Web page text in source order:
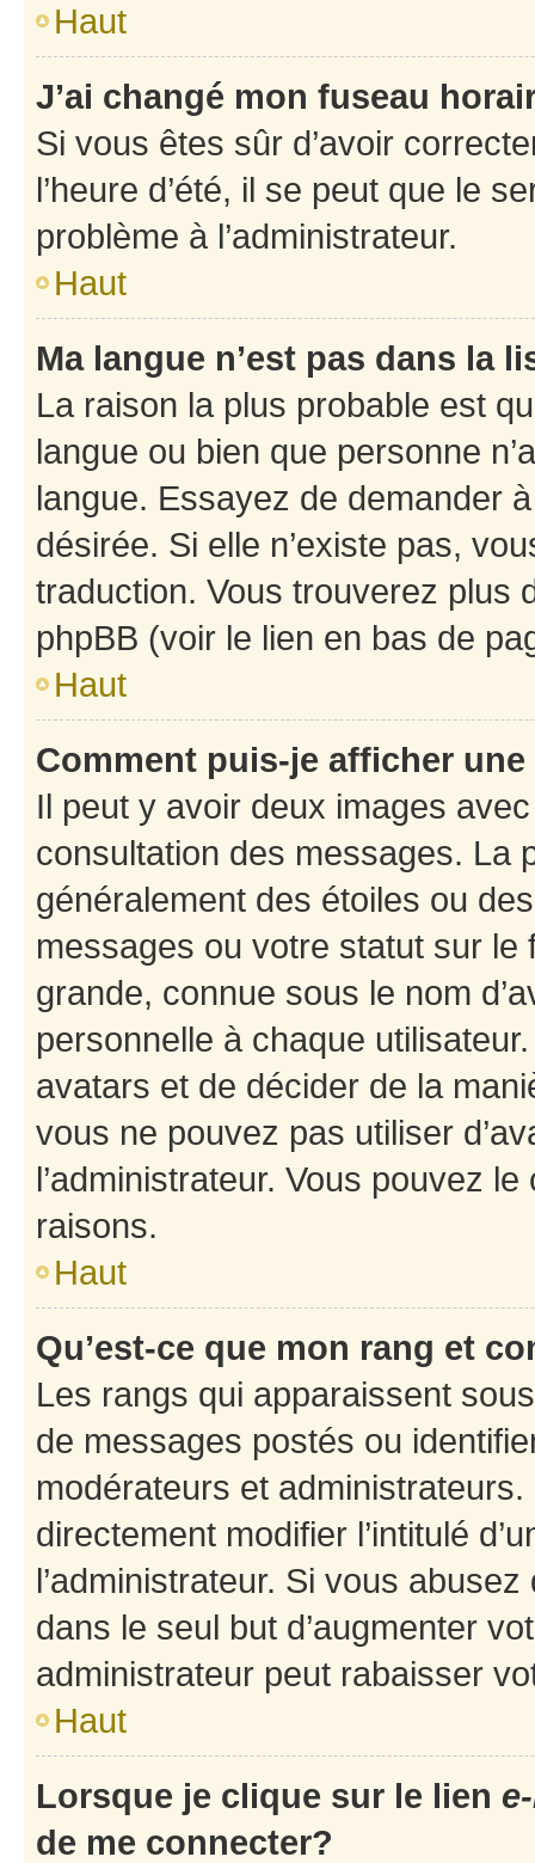
Haut
J’ai changé mon fuseau
Si vous êtes sûr d’avoir
l’heure d’été, il se peut que le
problème à l’administrateur.
Haut
Ma langue n’est pas dans la
La raison la plus probable est
langue ou bien que personne
langue. Essayez de demander
désirée. Si elle n’existe pas,
traduction. Vous trouverez plus
phpBB (voir le lien en bas de
Haut
Comment puis-je afficher
Il peut y avoir deux images
consultation des messages. La
généralement des étoiles ou
messages ou votre statut sur
grande, connue sous le nom
personnelle à chaque utilisateur.
avatars et de décider de la
vous ne pouvez pas utiliser
l’administrateur. Vous pouvez
raisons.
Haut
Qu’est-ce que mon rang et
Les rangs qui apparaissent
de messages postés ou
modérateurs et
directement modifier l’intitulé
l’administrateur. Si vous
dans le seul but d’augmenter
administrateur peut rabaisser
Haut
Lorsque je clique sur le lien
de me connecter?